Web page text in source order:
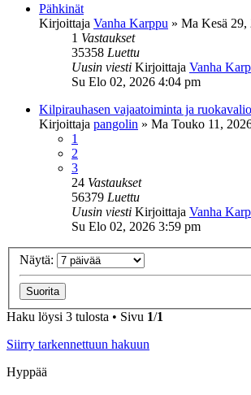
Pähkinät
Kirjoittaja Vanha Karppu » Ma Kesä 29,
1 Vastaukset
35358 Luettu
Uusin viesti Kirjoittaja Vanha
Su Elo 02, 2026 4:04 pm
Kilpirauhasen vajaatoiminta ja ruokavalio
Kirjoittaja pangolin » Ma Touko 11,
1
2
3
24 Vastaukset
56379 Luettu
Uusin viesti Kirjoittaja Vanha
Su Elo 02, 2026 3:59 pm
Näytä:
Haku löysi 3 tulosta • Sivu 1/1
Siirry tarkennettuun hakuun
Hyppää